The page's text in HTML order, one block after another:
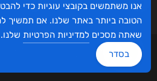
עיצוב ובניית האתר: ספרי ניב © כל הזכויות
אנו משתמשים בקובצי עוגיות כדי
הטובה ביותר באתר שלנו. אם תמשיך
שאתה מסכים למדיניות הפרטיות שלנו.
בסדר